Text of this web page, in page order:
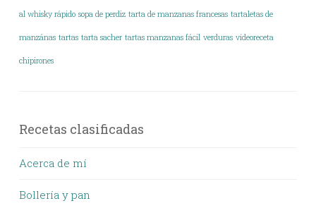
al whisky rápido sopa de perdiz tarta de manzanas francesas tartaletas de
manzánas tartas tarta sacher tartas manzanas fácil verduras vídeoreceta
chipirones
Recetas clasificadas
Acerca de mí
Bollería y pan